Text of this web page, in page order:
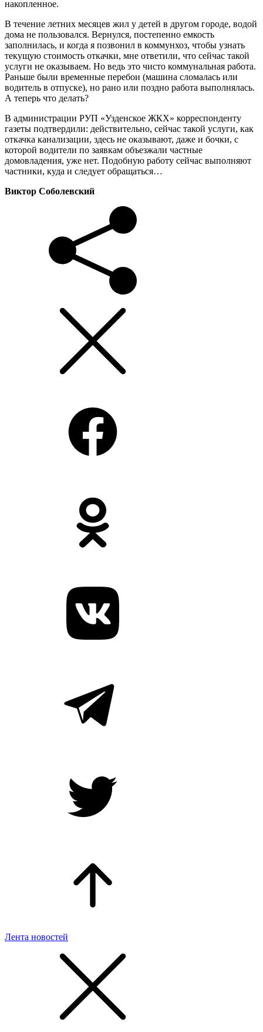
накопленное.
В течение летних месяцев жил у детей в другом городе, водой
дома не пользовался. Вернулся, постепенно емкость
заполнилась, и когда я позвонил в коммунхоз, чтобы узнать
текущую стоимость откачки, мне ответили, что сейчас такой
услуги не оказываем. Но ведь это чисто коммунальная работа.
Раньше были временные перебои (машина сломалась или
водитель в отпуске), но рано или поздно работа выполнялась.
А теперь что делать?
В администрации РУП «Узденское ЖКХ» корреспонденту
газеты подтвердили: действительно, сейчас такой услуги, как
откачка канализации, здесь не оказывают, даже и бочки, с
которой водители по заявкам объезжали частные
домовладения, уже нет. Подобную работу сейчас выполняют
частники, куда и следует обращаться…
Виктор Соболевский
Лента новостей